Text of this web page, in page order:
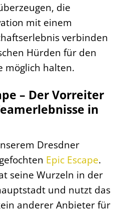
die
mit einem
verbinden
Hürden für den
möglich halten.
– Der Vorreiter
in
Dresdner
Epic Escape.
seine Wurzeln in der
und nutzt das
anderer Anbieter für